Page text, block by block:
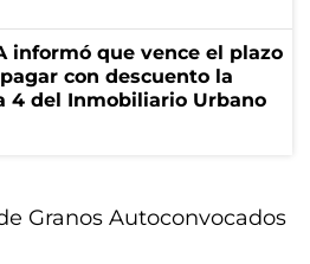
informó que vence el plazo
con descuento la
4 del Inmobiliario Urbano
Granos Autoconvocados